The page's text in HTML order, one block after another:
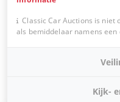
Classic Car Auctions is
als bemiddelaar namens
Kijk-